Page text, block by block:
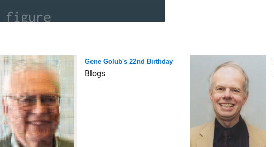
Gene Golub's 22nd Birthday
Blogs